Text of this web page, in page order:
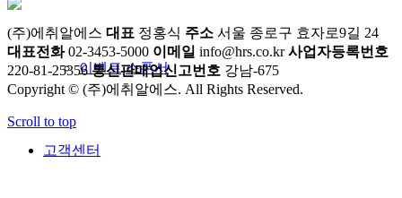
이벤트,스폰서
고객센터
(주)에취알에스 대표 정홍식 주소 서울 종로구 효자로9길 24
대표전화02-3453-5000 이메일 info@hrs.co.kr 사업자등록번호
220-81-25356 통신판매업신고번호 강남-675
Copyright © (주)에취알에스. All Rights Reserved.
Scroll to top